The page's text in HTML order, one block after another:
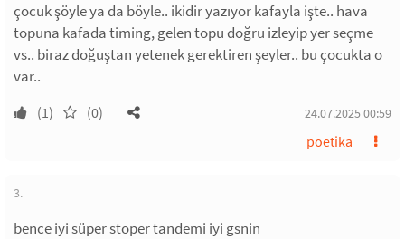
çocuk şöyle ya da böyle.. ikidir yazıyor kafayla işte.. hava
topuna kafada timing, gelen topu doğru izleyip yer seçme
vs.. biraz doğuştan yetenek gerektiren şeyler.. bu çocukta o
var..
(1) (0) 24.07.2025 00:59
poetika
3.
bence iyi süper stoper tandemi iyi gsnin